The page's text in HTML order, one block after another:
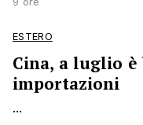
ESTERO
Cina, a luglio
importazioni
...